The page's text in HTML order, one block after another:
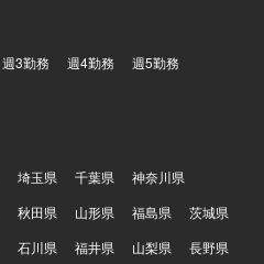
週3勤務 週4勤務 週5勤務
埼玉県 千葉県
神奈川県
秋田県 山形県 福島県
茨城県
石川県 福井県 山梨県
長野県